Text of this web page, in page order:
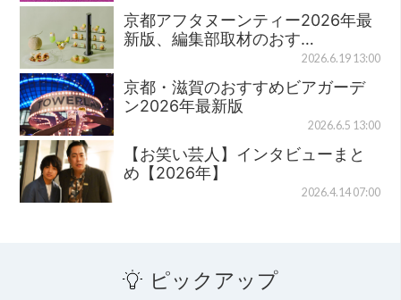
京都アフタヌーンティー2026年最
新版、編集部取材のおす…
2026.6.19 13:00
京都・滋賀のおすすめビアガーデ
ン2026年最新版
2026.6.5 13:00
【お笑い芸人】インタビューまと
め【2026年】
2026.4.14 07:00
ピックアップ